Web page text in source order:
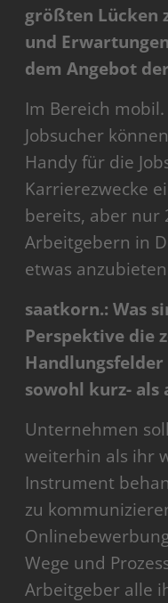
größten Lücken
und
dem Angebot
Im Bereich
Jobsucher
Handy für die
Karrierezwecke
bereits, aber nur
Arbeitgebern in
etwas
saatkorn.: Was
Perspektive die
sowohl kurz-
Unternehmen
weiterhin als ihr
Instrument
zu
Wege und
Arbeitgeber alle